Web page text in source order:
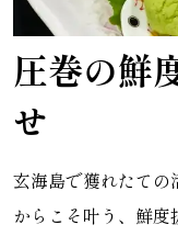
圧巻の鮮
せ
玄海島で獲れたての
からこそ叶う、鮮度